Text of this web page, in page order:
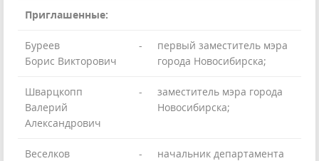
Приглашенные:
Буреев
Борис Викторович
-
первый заместитель мэра
города Новосибирска;
Шварцкопп
Валерий
Александрович
-
заместитель мэра города
Новосибирска;
Веселков
-
начальник департамента